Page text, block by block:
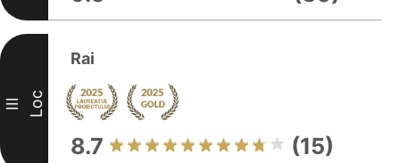
III Loc
Rai
8.7 (15)